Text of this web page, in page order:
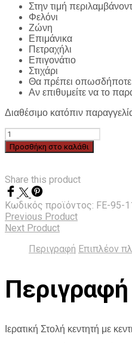
Στην τιμή
Φελόνι
Ζώνη
Επιμάνικα
Πετραχήλι
Επιγονάτιο
Στιχάρι
Θα πρέπει οπωσδήποτε
Αν επιθυμείτε να το
Διαθέσιμο κατόπιν
Ιερατική
Στολή
κεντητή
κεντητά
γαλόνια
FE-
95-
1154
ποσότητα
Προσθήκη στο καλάθι
Share this product
Κωδικός προϊόντος: FE-95-
Previous Product
Next Product
Περιγραφή Επιπλέον
Περιγραφή
Ιερατική Στολή κεντητή με